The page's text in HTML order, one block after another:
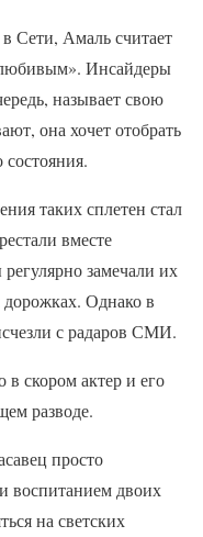
Сети, Амаль считает
Инсайдеры
называет свою
она хочет отобрать
таких сплетен стал
вместе
замечали их
Однако в
с радаров СМИ.
скором актер и его
разводе.
просто
воспитанием двоих
на светских